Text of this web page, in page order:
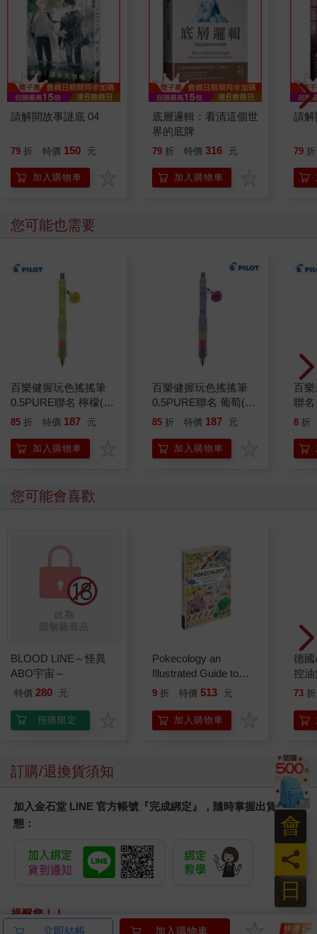
請解開故事謎底 04
79 折 特價 150 元
加入購物車
底層邏輯：看清這個世
界的底牌
79 折 特價 316 元
加入購物車
請解
79 折
您可能也需要
百樂健握玩色搖搖筆
0.5PURE聯名 檸檬(限
量)
85 折 特價 187 元
加入購物車
百樂健握玩色搖搖筆
0.5PURE聯名 葡萄(限
量)
85 折 特價 187 元
加入購物車
百
聯
8 折
您可能會喜歡
BLOOD LINE～怪異
ABO宇宙～
特價 280 元
預購限定
Pokecology an
Illustrated Guide to
Pokemon Ecology
Press)
9 折 特價 513 元
加入購物車
德國
控
凝露
調
滋
73 折
訂購/退換貨須知
加入金石堂 LINE 官方帳號『完成綁定』，隨時掌握出貨動
態：
提醒您！！
金石堂及銀行均不會請您操作ATM! 如接獲電話要求您前往
立即結帳 加入購物車
日
員
會